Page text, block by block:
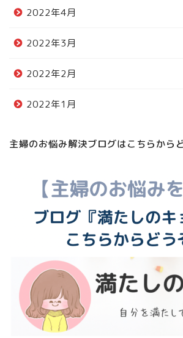
2022年4月
2022年3月
2022年2月
2022年1月
主婦のお悩み解決ブログはこちらから